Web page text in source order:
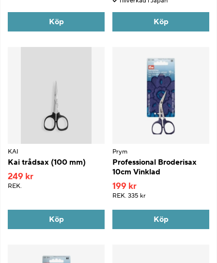
Köp Köp
KAI
Kai trådsax (100 mm)
249 kr
REK.
Köp
Prym
Professional Broderisax
10cm Vinklad
199 kr
REK. 335 kr
Köp